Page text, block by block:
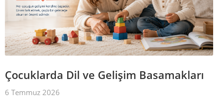
Çocuklarda Dil ve Gelişim Basamakları
6 Temmuz 2026